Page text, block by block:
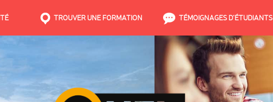
TROUVER UNE FORMATION TÉMOIGNAGES D’ÉTUDIANTS